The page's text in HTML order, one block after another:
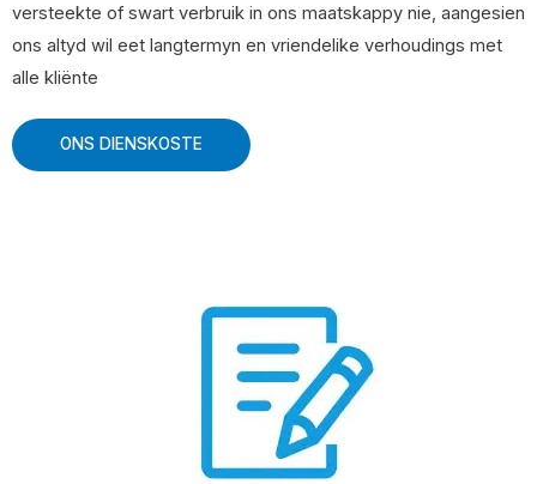
versteekte of swart verbruik in ons maatskappy nie, aangesien
ons altyd wil eet langtermyn en vriendelike verhoudings met
alle kliënte
ONS DIENSKOSTE